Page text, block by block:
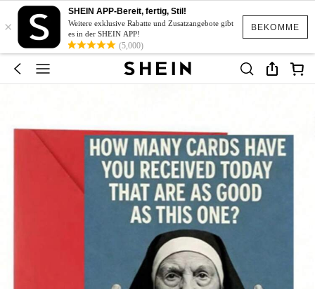
BEKOMME
×
SHEIN APP-Bereit, fertig, Stil!
Weitere exklusive Rabatte und Zusatzangebote gibt
es in der SHEIN APP!
(5,000)